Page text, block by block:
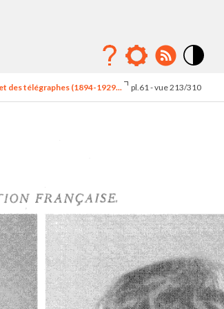
élévé
des télégraphes (1894-1929... pl.61 - vue 213/310